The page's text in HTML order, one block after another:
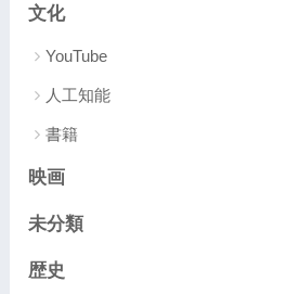
文化
YouTube
人工知能
書籍
映画
未分類
歴史